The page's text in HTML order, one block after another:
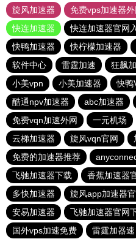
旋风加速器
免费vps加速器
快连加速器
快连加速器官网
快鸭加速器
快柠檬加速器
软件中心
雷霆加速 狂飙
小美vpn
小美加速器 快鸭
酷通npv加速器
abc加速器
免费vqn加速外网
一元机场
云梯加速器
旋风vqn官网
免费的加速器推荐
飞驰加速器下载
香蕉加速器
多快加速器
旋风app加速器
安易加速器
飞驰加速器官网
国外vps加速免费
雷霆加器速